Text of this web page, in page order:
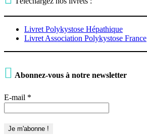
Livret Polykystose Hépathique
Livret Association Polykystose France
 Abonnez-vous à notre newsletter
E-mail *